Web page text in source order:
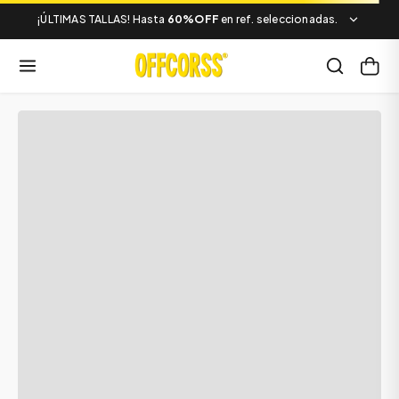
¡ÚLTIMAS TALLAS! Hasta 60%OFF en ref. seleccionadas.